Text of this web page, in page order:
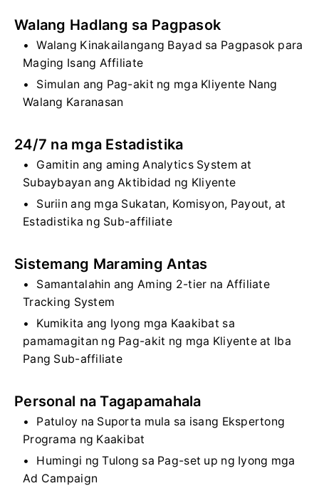
Walang Hadlang sa Pagpasok
Walang Kinakailangang Bayad sa Pagpasok para
Maging Isang Affiliate
Simulan ang Pag-akit ng mga Kliyente Nang
Walang Karanasan
24/7 na mga Estadistika
Gamitin ang aming Analytics System at
Subaybayan ang Aktibidad ng Kliyente
Suriin ang mga Sukatan, Komisyon, Payout, at
Estadistika ng Sub-affiliate
Sistemang Maraming Antas
Samantalahin ang Aming 2-tier na Affiliate
Tracking System
Kumikita ang Iyong mga Kaakibat sa
pamamagitan ng Pag-akit ng mga Kliyente at Iba
Pang Sub-affiliate
Personal na Tagapamahala
Patuloy na Suporta mula sa isang Ekspertong
Programa ng Kaakibat
Humingi ng Tulong sa Pag-set up ng Iyong mga
Ad Campaign